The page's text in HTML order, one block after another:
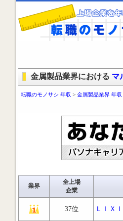
金属製品業界における マ
転職のモノサシ 年収 > 金属製品業界 年収
業界
全上場
企業
37位 ＬＩＸ